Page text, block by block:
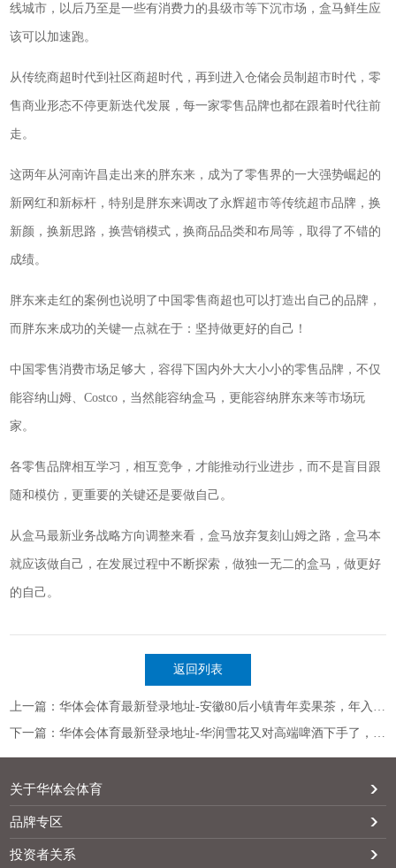
线城市，以后乃至是一些有消费力的县级市等下沉市场，盒马鲜生应
该可以加速跑。
从传统商超时代到社区商超时代，再到进入仓储会员制超市时代，零
售商业形态不停更新迭代发展，每一家零售品牌也都在跟着时代往前
走。
这两年从河南许昌走出来的胖东来，成为了零售界的一大强势崛起的
新网红和新标杆，特别是胖东来调改了永辉超市等传统超市品牌，换
新颜，换新思路，换营销模式，换商品品类和布局等，取得了不错的
成绩。
胖东来走红的案例也说明了中国零售商超也可以打造出自己的品牌，
而胖东来成功的关键一点就在于：坚持做更好的自己！
中国零售消费市场足够大，容得下国内外大大小小的零售品牌，不仅
能容纳山姆、Costco，当然能容纳盒马，更能容纳胖东来等市场玩
家。
各零售品牌相互学习，相互竞争，才能推动行业进步，而不是盲目跟
随和模仿，更重要的关键还是要做自己。
从盒马最新业务战略方向调整来看，盒马放弃复刻山姆之路，盒马本
就应该做自己，在发展过程中不断探索，做独一无二的盒马，做更好
的自己。
返回列表
关于华体会体育
品牌专区
投资者关系